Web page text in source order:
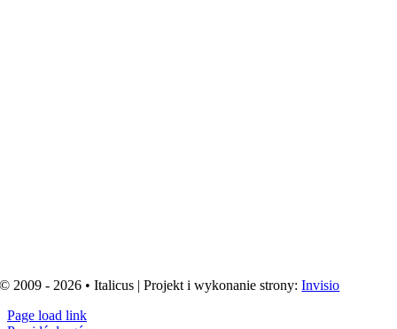
© 2009 - 2026 • Italicus | Projekt i wykonanie strony:Invisio
Page load link